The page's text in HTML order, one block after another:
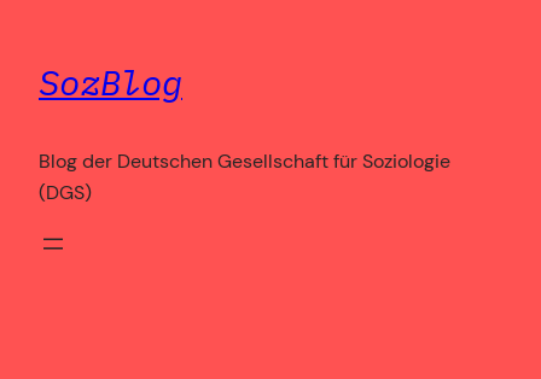
springen
SozBlog
Blog der Deutschen Gesellschaft für Soziologie
(DGS)